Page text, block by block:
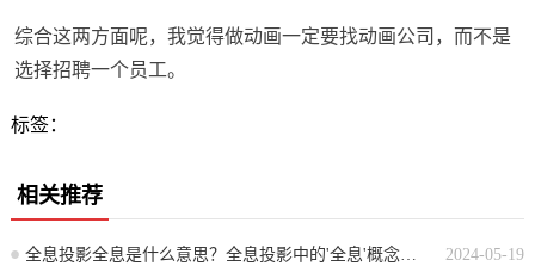
综合这两方面呢，我觉得做动画一定要找动画公司，而不是
选择招聘一个员工。
标签：
相关推荐
2024-05-19
全息投影全息是什么意思？全息投影中的'全息'概念解析